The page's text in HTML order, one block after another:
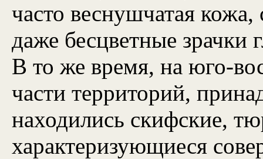
часто веснушчатая
даже бесцветные зрачки
В то же время, на юго-
части территорий,
находились скифские,
характеризующиеся